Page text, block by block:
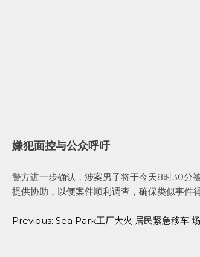
嫌犯面控与公众呼吁
警方进一步确认，涉案男子将于今天8时30分
提供协助，以便案件顺利调查，确保类似事件
Post
Previous: Sea Park工厂大火 居民紧急移车